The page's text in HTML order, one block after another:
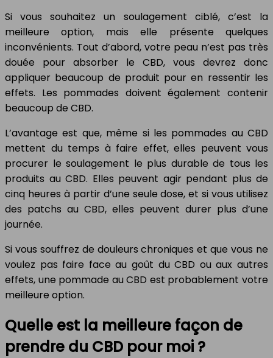
Si vous souhaitez un soulagement ciblé, c’est la
meilleure option, mais elle présente quelques
inconvénients. Tout d’abord, votre peau n’est pas très
douée pour absorber le CBD, vous devrez donc
appliquer beaucoup de produit pour en ressentir les
effets. Les pommades doivent également contenir
beaucoup de CBD.
L’avantage est que, même si les pommades au CBD
mettent du temps à faire effet, elles peuvent vous
procurer le soulagement le plus durable de tous les
produits au CBD. Elles peuvent agir pendant plus de
cinq heures à partir d’une seule dose, et si vous utilisez
des patchs au CBD, elles peuvent durer plus d’une
journée.
Si vous souffrez de douleurs chroniques et que vous ne
voulez pas faire face au goût du CBD ou aux autres
effets, une pommade au CBD est probablement votre
meilleure option.
Quelle est la meilleure façon de
prendre du CBD pour moi ?